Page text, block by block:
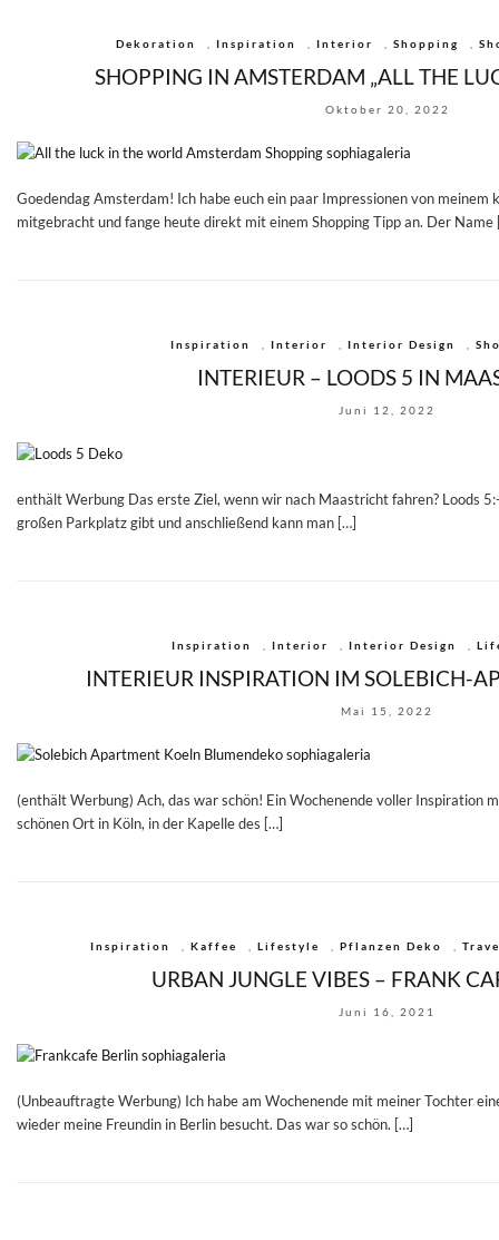
Dekoration Inspiration Interior Shopping
SHOPPING IN AMSTERDAM „ALL THE
Oktober 20, 2022
Goedendag Amsterdam! Ich habe euch ein paar Impressionen von meinem
mitgebracht und fange heute direkt mit einem Shopping Tipp an. Der Name
Inspiration Interior Interior Design
INTERIEUR – LOODS 5 IN
Juni 12, 2022
enthält Werbung Das erste Ziel, wenn wir nach Maastricht fahren? Loods
großen Parkplatz gibt und anschließend kann man […]
Inspiration Interior Interior Design
INTERIEUR INSPIRATION IM SOLEBICH-
Mai 15, 2022
(enthält Werbung) Ach, das war schön! Ein Wochenende voller Inspiration
schönen Ort in Köln, in der Kapelle des […]
Inspiration Kaffee Lifestyle Pflanzen Deko
URBAN JUNGLE VIBES – FRANK
Juni 16, 2021
(Unbeauftragte Werbung) Ich habe am Wochenende mit meiner Tochter
wieder meine Freundin in Berlin besucht. Das war so schön. […]